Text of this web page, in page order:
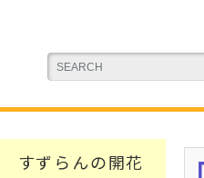
すずらんの開花